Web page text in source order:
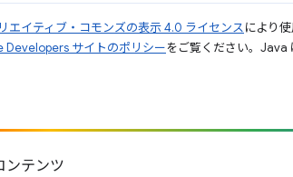
エイティブ・コモンズの表示 4.0 ライセンスにより
Developers サイトのポリシーをご覧ください。Java
ンテンツ